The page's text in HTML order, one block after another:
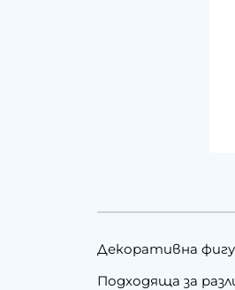
Декоративна
Подходяща за